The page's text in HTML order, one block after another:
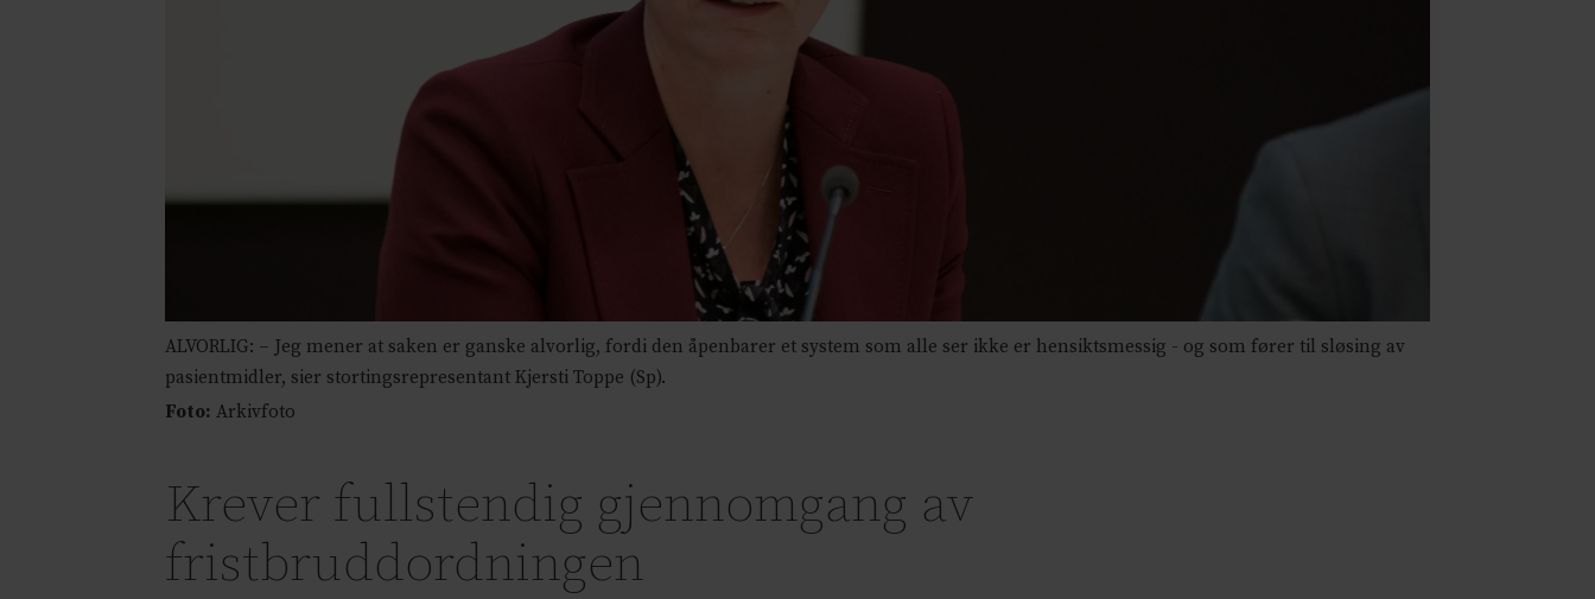
ALVORLIG: – Jeg mener at saken er ganske alvorlig, fordi den åpenbarer et system som alle ser ikke er hensiktsmessig - og som fører til sløsing av
pasientmidler, sier stortingsrepresentant Kjersti Toppe (Sp).
Foto: Arkivfoto
Krever fullstendig gjennomgang av
fristbruddordningen